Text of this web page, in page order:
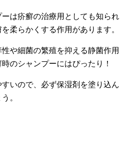
は疥癬の治療用としても知られ
柔らかくする作用があります。
や細菌の繁殖を抑える静菌作用
のシャンプーにはぴったり！
いので、必ず保湿剤を塗り込ん
。